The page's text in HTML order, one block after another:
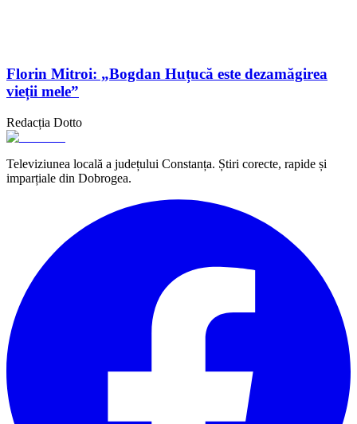
Florin Mitroi: „Bogdan Huțucă este dezamăgirea
vieții mele”
Redacția Dotto
Televiziunea locală a județului Constanța. Știri corecte, rapide și
imparțiale din Dobrogea.